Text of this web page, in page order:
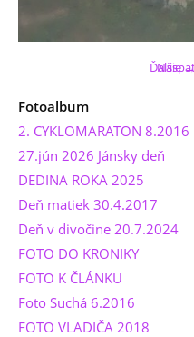
Ďalšie
Fotoalbum
2. CYKLOMARATON 8.2016
27.jún 2026 Jánsky deň
DEDINA ROKA 2025
Deň matiek 30.4.2017
Deň v divočine 20.7.2024
FOTO DO KRONIKY
FOTO K ČLÁNKU
Foto Suchá 6.2016
FOTO VLADIČA 2018